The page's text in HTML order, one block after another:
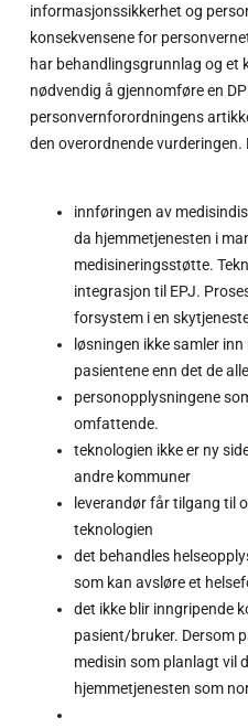
informasjonssikkerhet og
konsekvensene for
har behandlingsgrunnlag og et
nødvendig å gjennomføre en
personvernforordningens
den overordnende vurderingen.
innføringen av
da hjemmetjenesten i
medisineringsstøtte.
integrasjon til EPJ.
forsystem i en
løsningen ikke samler
pasientene enn det de
personopplysningene
omfattende.
teknologien ikke er ny
andre kommuner
leverandør får tilgang til
teknologien
det behandles
som kan avsløre et
det ikke blir inngripende
pasient/bruker. Dersom
medisin som planlagt vil
hjemmetjenesten som